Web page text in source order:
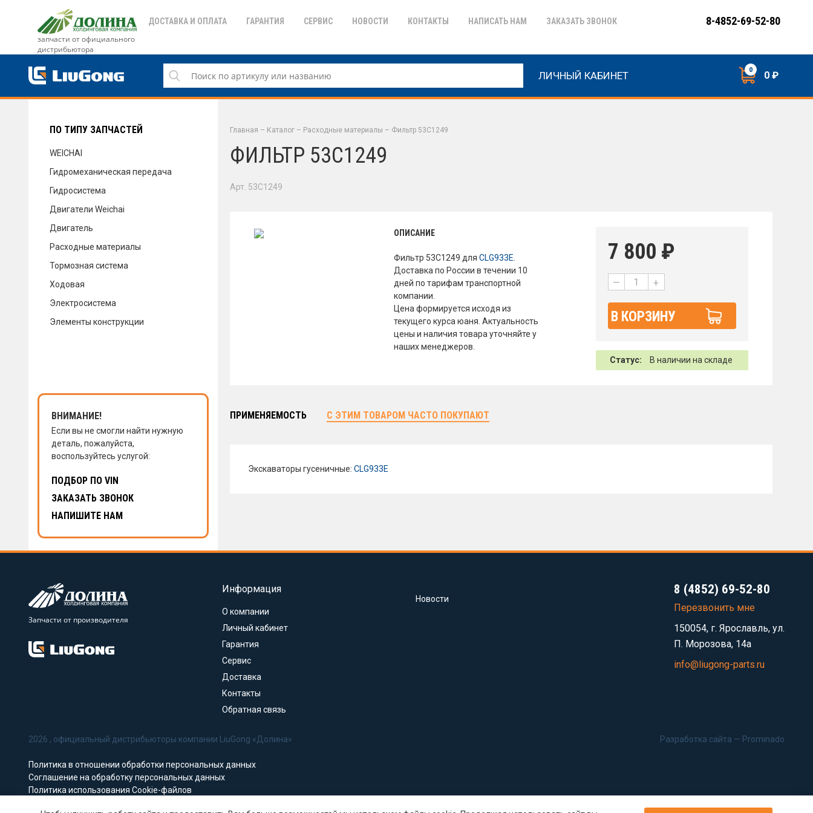
запчасти от официального
дистрибьютора
ДОСТАВКА И ОПЛАТА ГАРАНТИЯ СЕРВИС НОВОСТИ КОНТАКТЫ НАПИСАТЬ НАМ ЗАКАЗАТЬ ЗВОНОК
ДОСТАВКА И ОПЛАТА
СЕРВИС
ЗАКАЗАТЬ ЗВОНОК
8-4852-69-52-80
ЛИЧНЫЙ КАБИНЕТ 0 0 ₽
ПО ТИПУ ЗАПЧАСТЕЙ
WEICHAI
Гидромеханическая передача
Гидросистема
Двигатели Weichai
Двигатель
Расходные материалы
Тормозная система
Ходовая
Электросистема
Элементы конструкции
ВНИМАНИЕ!
Если вы не смогли найти нужную
деталь, пожалуйста,
воспользуйтесь услугой:
ПОДБОР ПО VIN
ЗАКАЗАТЬ ЗВОНОК
НАПИШИТЕ НАМ
Главная – Каталог – Расходные материалы – Фильтр 53C1249
ФИЛЬТР 53C1249
Арт. 53C1249
ОПИСАНИЕ
Фильтр 53C1249 дляCLG933E
Доставка по России в течении 10
дней по тарифам транспортной
компании.
Цена формируется исходя из
текущего курса юаня. Актуальность
цены и наличия товара уточняйте у
наших менеджеров.
7 800 ₽
— +
В КОРЗИНУ
Статус: В наличии на складе
ПРИМЕНЯЕМОСТЬ С ЭТИМ ТОВАРОМ ЧАСТО ПОКУПАЮТ
Экскаваторы гусеничные: CLG933E
Запчасти от производителя
Информация
О компании
Личный кабинет
Гарантия
Сервис
Доставка
Контакты
Обратная связь
Новости
8 (4852) 69-52-80
Перезвонить мне
150054, г. Ярославль, ул.
П. Морозова, 14а
info@liugong-parts.ru
2026 , официальный дистрибьюторы компании LiuGong «Долина»
Политика в отношении обработки персональных данных
Соглашение на обработку персональных данных
Политика использования Cookie-файлов
Разработка сайта — Prominado